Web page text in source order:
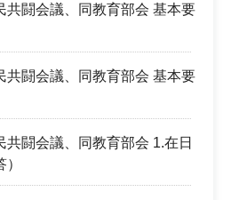
共闘会議、同教育部会 基本要
共闘会議、同教育部会 基本要
共闘会議、同教育部会 1.在日